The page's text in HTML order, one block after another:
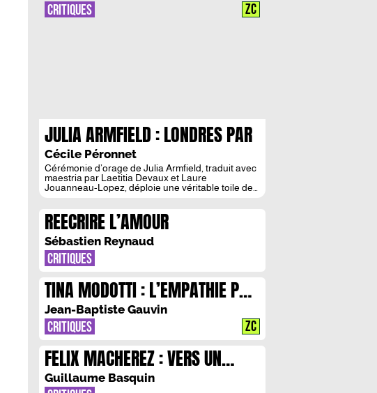
JULIA ARMFIELD : LONDRES PAR
GROS TEMPS
Cécile Péronnet
Cérémonie d’orage de Julia Armfield, traduit avec
maestria par Laetitia Devaux et Laure
Jouanneau-Lopez, déploie une véritable toile de
détaillés, reflétés à l’envi par les eaux
tumultueuses. Les phrases de Julia Armfield ont
quelque chose de liquide, métaphore de la fluidité
qui […]
CRITIQUES ZC
REECRIRE L’AMOUR
Sébastien Reynaud
CRITIQUES
TINA MODOTTI : L’EMPATHIE PAR
LES YEUX
Jean-Baptiste Gauvin
CRITIQUES ZC
FELIX MACHEREZ : VERS UN
NOUVEAU BAROQUE EN
Guillaume Basquin